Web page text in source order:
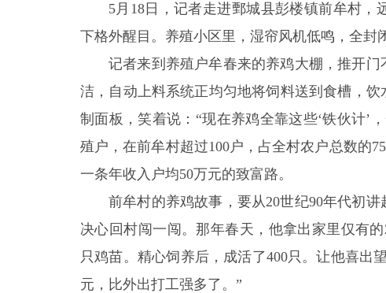
5月18日，记者走进鄄城县彭楼镇前牟村
下格外醒目。养殖小区里，湿帘风机低鸣，全封
记者来到养殖户牟春来的养鸡大棚，推开
洁，自动上料系统正均匀地将饲料送到食槽，
制面板，笑着说：“现在养鸡全靠这些‘铁伙计’
殖户，在前牟村超过100户，占全村农户总数的
一条年收入户均50万元的致富路。
前牟村的养鸡故事，要从20世纪90年代初
决心回村闯一闯。那年春天，他拿出家里仅有
只鸡苗。精心饲养后，成活了400只。让他喜出
元，比外出打工强多了。”